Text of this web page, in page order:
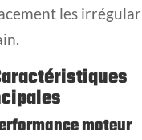
les
moteur